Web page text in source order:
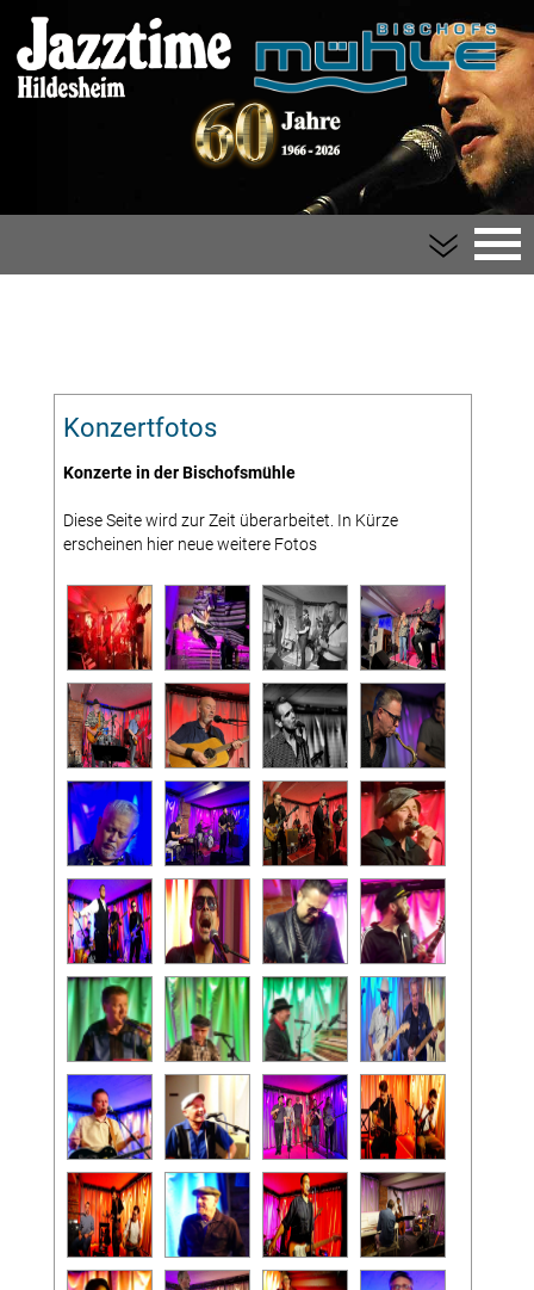
Der Verein
Impressum
Konzerte
Archiv Bischofsmühle
Konzertfotos Bischofsmühle
Mitglieder
Terminhinweise
Downloads
Mitglied werden
Team-Login
Jazztime
Archiv Jazztime
Konzertfotos
Konzerte in der Bischofsmühle
Diese Seite wird zur Zeit überarbeitet. In Kürze
erscheinen hier neue weitere Fotos